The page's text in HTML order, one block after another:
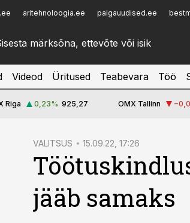
aritehnoloogia.ee palgauudised.ee
Infopank
Videod Üritused Teabevara Töö
Riga 0,23% 925,27 OMX Tallinn
VALITSUS 15.09.22, 17:26
jääb samaks